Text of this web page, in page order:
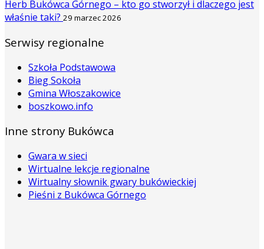
Herb Bukówca Górnego – kto go stworzył i dlaczego jest
właśnie taki? 29 marzec 2026
Serwisy regionalne
Szkoła Podstawowa
Bieg Sokoła
Gmina Włoszakowice
boszkowo.info
Inne strony Bukówca
Gwara w sieci
Wirtualne lekcje regionalne
Wirtualny słownik gwary bukówieckiej
Pieśni z Bukówca Górnego